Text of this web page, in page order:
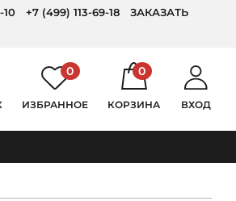
10 +7 (499) 113-69-18
ЗАКАЗАТЬ
0
ИЗБРАННОЕ
0
КОРЗИНА ВХОД